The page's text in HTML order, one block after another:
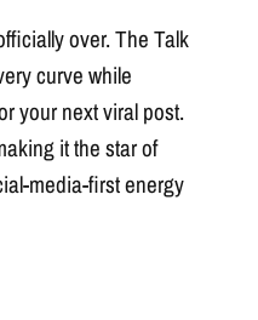
over. The Talk
curve while
your next viral post.
it the star of
media-first energy